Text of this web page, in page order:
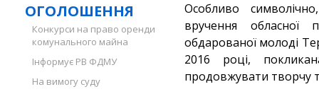
ОГОЛОШЕННЯ
Конкурси на право оренди
комунального майна
Інформує РВ ФДМУ
На вимогу суду
Особливо
вручення обласної
обдарованої молоді
2016 році,
продовжувати творчу